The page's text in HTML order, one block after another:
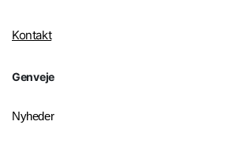
Kontakt
Genveje
Nyheder